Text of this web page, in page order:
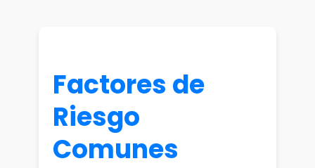
Factores de
Riesgo
Comunes